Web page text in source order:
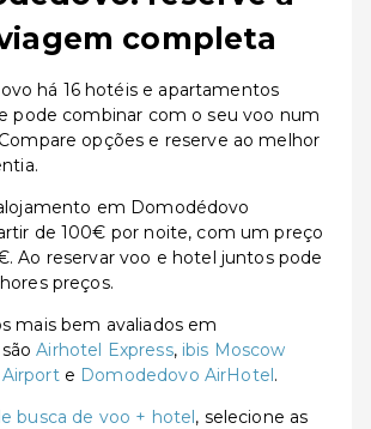
completa
há 16 hotéis e apartamentos
pode combinar com o seu voo num
opções e reserve ao melhor
em Domodédovo
de 100€ por noite, com um preço
Ao reservar voo e hotel juntos pode
preços.
mais bem avaliados em
Airhotel Express, ibis Moscow
e Domodedovo AirHotel.
busca de voo + hotel, selecione as